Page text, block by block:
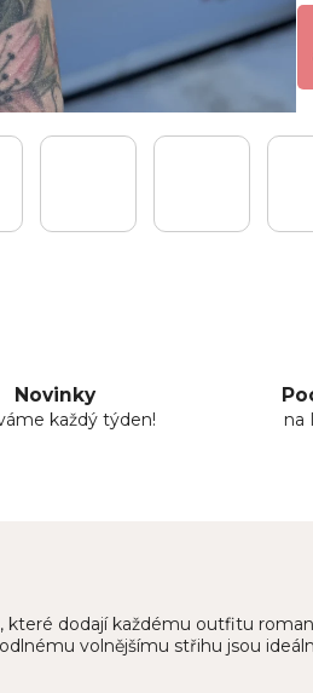
Novinky
každý týden! na
dodají každému outfitu
volnějšímu střihu jsou